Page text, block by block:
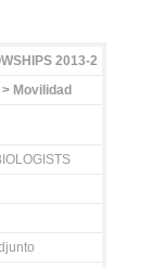
2013-2
Movilidad